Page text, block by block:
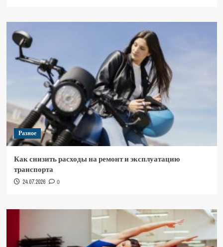
Разное
Как снизить расходы на ремонт и эксплуатацию
транспорта
24.07.2026 0